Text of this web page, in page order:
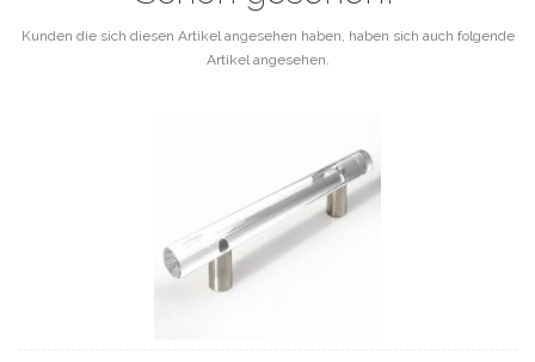
Kunden die sich diesen Artikel angesehen haben, haben sich auch folgende
Artikel angesehen.